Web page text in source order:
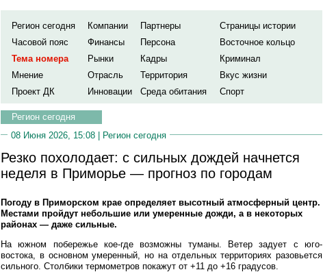
Регион сегодня Компании Партнеры
Страницы истории
Часовой пояс
Финансы Персона
Восточное кольцо
Тема номера
Рынки Кадры
Криминал
Мнение
Отрасль Территория
Вкус жизни
Проект ДК
Инновации Среда обитания Спорт
Регион сегодня
08 Июня 2026, 15:08 | Регион сегодня
Резко похолодает: с сильных дождей начнется
неделя в Приморье — прогноз по городам
Погоду в Приморском крае определяет высотный атмосферный центр.
Местами пройдут небольшие или умеренные дожди, а в некоторых
районах — даже сильные.
На южном побережье кое-где возможны туманы. Ветер задует с юго-
востока, в основном умеренный, но на отдельных территориях разовьется
сильного. Столбики термометров покажут от +11 до +16 градусов.